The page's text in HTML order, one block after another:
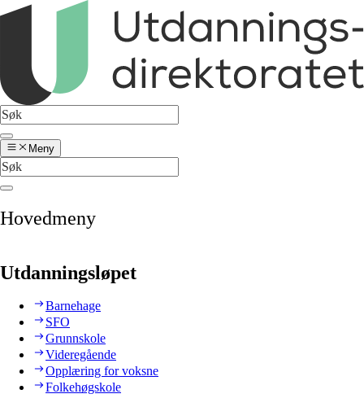
Meny
Hovedmeny
Utdanningsløpet
Barnehage
SFO
Grunnskole
Videregående
Opplæring for voksne
Folkehøgskole